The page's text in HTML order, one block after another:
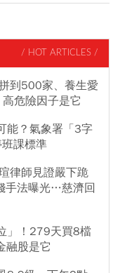
/ HOT ARTICLES /
到500家、養生愛
危險因子是它
能？氣象署「3字
課標準
律師見證嚴下跪
手法曝光…慈濟回
」！279天買8檔
融股是它